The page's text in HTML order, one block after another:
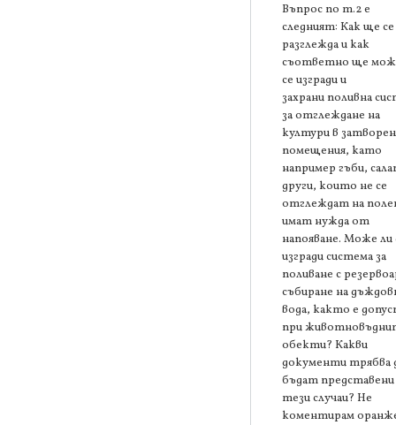
Въпрос по т.2 е
следният: Как ще се
разглежда и как
съответно ще
се изгради и
захрани поливна
за отглеждане на
култури в
помещения, като
например гъби,
други, които не се
отглеждат на
имат нужда от
напояване. Може ли
изгради система за
поливане с
събиране на
вода, както е
при
обекти? Какви
документи трябва
бъдат представени
тези случаи? Не
коментирам